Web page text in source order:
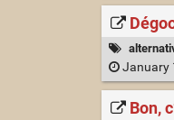
January
Bon,